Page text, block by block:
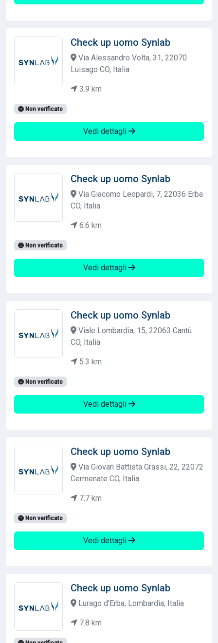
Check up uomo Synlab
Via Alessandro Volta, 31, 22070
Luisago CO, Italia
3.9 km
Non verificato
Vedi dettagli
Check up uomo Synlab
Via Giacomo Leopardi, 7, 22036 Erba
CO, Italia
6.6 km
Non verificato
Vedi dettagli
Check up uomo Synlab
Viale Lombardia, 15, 22063 Cantù
CO, Italia
5.3 km
Non verificato
Vedi dettagli
Check up uomo Synlab
Via Giovan Battista Grassi, 22, 22072
Cermenate CO, Italia
7.7 km
Non verificato
Vedi dettagli
Check up uomo Synlab
Lurago d'Erba, Lombardia, Italia
7.8 km